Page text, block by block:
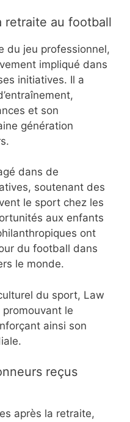
retraite au football
du jeu professionnel,
impliqué dans
initiatives. Il a
et son
génération
dans de
soutenant des
le sport chez les
aux enfants
ont
du football dans
le monde.
du sport, Law
promouvant le
ainsi son
reçus
après la retraite,